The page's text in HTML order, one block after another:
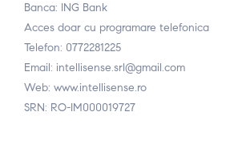
Banca: ING Bank
Acces doar cu programare telefonica
Telefon: 0772281225
Email: intellisense.srl@gmail.com
Web: www.intellisense.ro
SRN: RO-IM000019727